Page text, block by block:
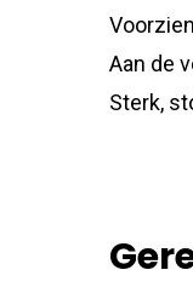
Aan de
Sterk,